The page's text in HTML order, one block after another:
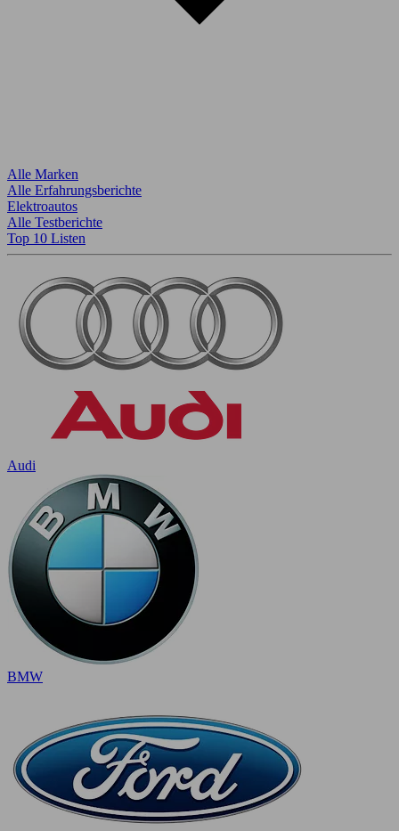
Alle Marken
Alle Erfahrungsberichte
Elektroautos
Alle Testberichte
Top 10 Listen
Audi
BMW